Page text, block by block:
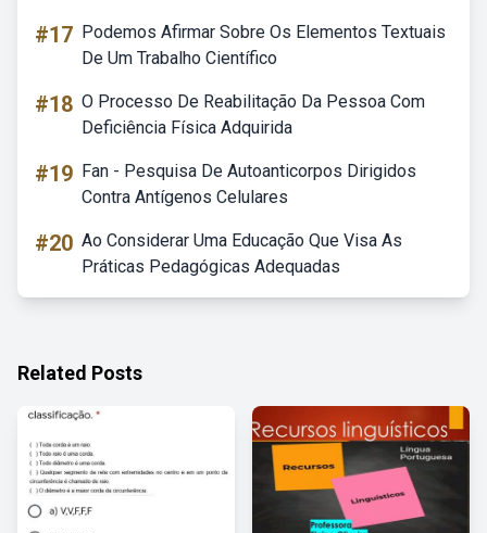
#17 Podemos Afirmar Sobre Os Elementos Textuais
De Um Trabalho Científico
#18 O Processo De Reabilitação Da Pessoa Com
Deficiência Física Adquirida
#19 Fan - Pesquisa De Autoanticorpos Dirigidos
Contra Antígenos Celulares
#20 Ao Considerar Uma Educação Que Visa As
Práticas Pedagógicas Adequadas
Related Posts